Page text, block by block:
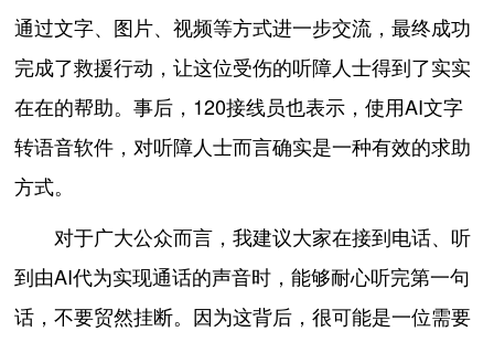
通过文字、图片、视频等方式进一步交流，最终成功
完成了救援行动，让这位受伤的听障人士得到了实实
在在的帮助。事后，120接线员也表示，使用AI文字
转语音软件，对听障人士而言确实是一种有效的求助
方式。
对于广大公众而言，我建议大家在接到电话、听
到由AI代为实现通话的声音时，能够耐心听完第一句
话，不要贸然挂断。因为这背后，很可能是一位需要